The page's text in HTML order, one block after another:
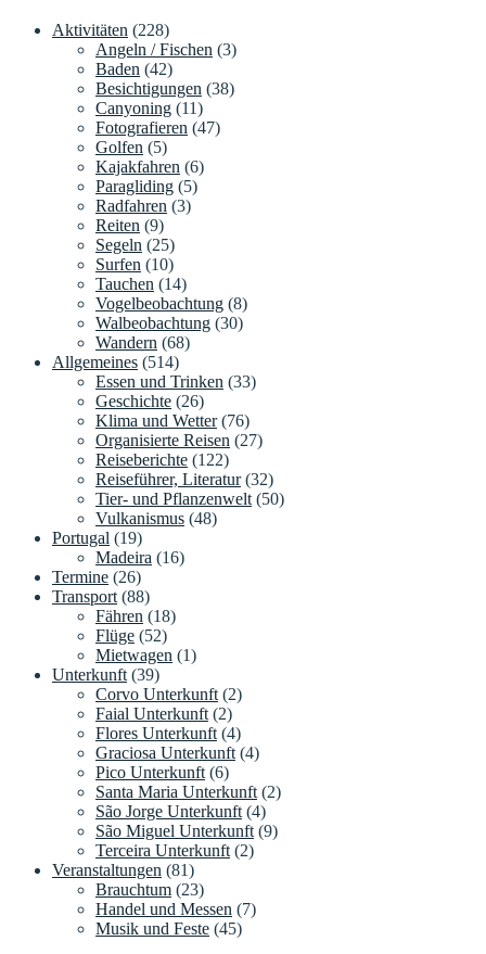
Aktivitäten (228)
Angeln / Fischen (3)
Baden (42)
Besichtigungen (38)
Canyoning (11)
Fotografieren (47)
Golfen (5)
Kajakfahren (6)
Paragliding (5)
Radfahren (3)
Reiten (9)
Segeln (25)
Surfen (10)
Tauchen (14)
Vogelbeobachtung (8)
Walbeobachtung (30)
Wandern (68)
Allgemeines (514)
Essen und Trinken (33)
Geschichte (26)
Klima und Wetter(76)
Organisierte Reisen (27)
Reiseberichte (122)
Reiseführer, Literatur(32)
Tier- und Pflanzenwelt (50)
Vulkanismus (48)
Portugal (19)
Madeira (16)
Termine (26)
Transport (88)
Fähren (18)
Flüge (52)
Mietwagen (1)
Unterkunft (39)
Corvo Unterkunft (2)
Faial Unterkunft (2)
Flores Unterkunft (4)
Graciosa Unterkunft (4)
Pico Unterkunft (6)
Santa Maria Unterkunft (2)
São Jorge Unterkunft (4)
São Miguel Unterkunft (9)
Terceira Unterkunft (2)
Veranstaltungen (81)
Brauchtum (23)
Handel und Messen (7)
Musik und Feste (45)